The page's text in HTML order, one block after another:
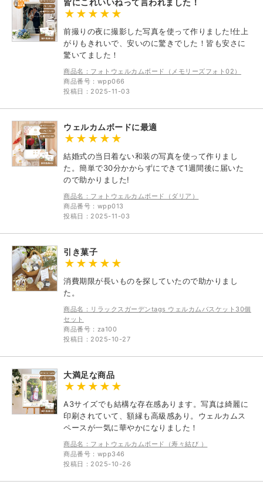
皆にこれいいねって言われました！
前撮りの夜に撮影した写真を使って作りました!仕上
がりもきれいで、安いのに驚きでした！皆も安さに
驚いてました！
商品名：フォトウェルカムボード（メモリーズフォト02）
商品番号：wpp066
投稿日：2025-11-03
ウェルカムボードに最適
結婚式の当日着ない和装の写真を使って作りまし
た。簡単で30分かからずにできて1週間後に届いた
ので助かりました!
商品名：フォトウェルカムボード（ダリア）
商品番号：wpp013
投稿日：2025-11-03
引き菓子
消費期限が長いものを探していたので助かりまし
た。
商品名：リラックスガーデンtags ウェルカムバスケット30個
セット
商品番号：za100
投稿日：2025-10-27
大満足な商品
A3サイズでも結構な存在感あります。写真は綺麗に
印刷されていて、額縁も高級感あり。ウェルカムス
ペースが一気に華やかになりました！
商品名：フォトウェルカムボード（寿々結び ）
商品番号：wpp346
投稿日：2025-10-26